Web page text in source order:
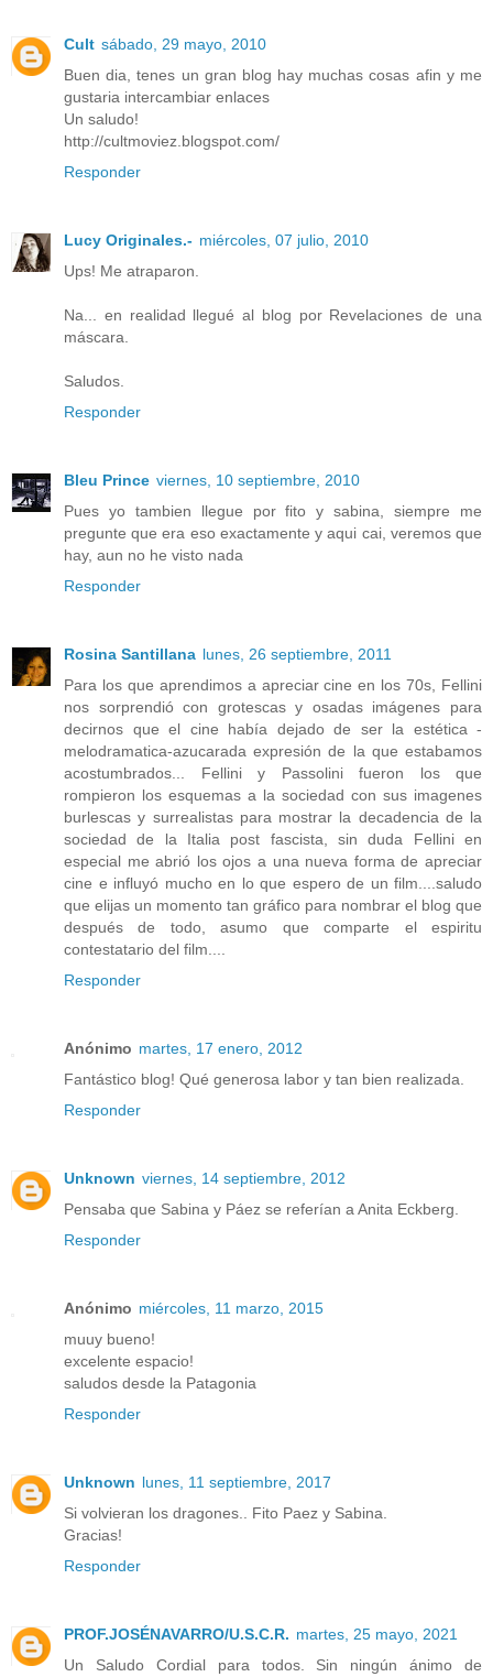
Cult sábado, 29 mayo, 2010
Buen dia, tenes un gran blog hay muchas cosas afin y me
gustaria intercambiar enlaces
Un saludo!
http://cultmoviez.blogspot.com/
Responder
Lucy Originales.- miércoles, 07 julio, 2010
Ups! Me atraparon.
Na... en realidad llegué al blog por Revelaciones de una
máscara.
Saludos.
Responder
Bleu Prince viernes, 10 septiembre, 2010
Pues yo tambien llegue por fito y sabina, siempre me
pregunte que era eso exactamente y aqui cai, veremos que
hay, aun no he visto nada
Responder
Rosina Santillana lunes, 26 septiembre, 2011
Para los que aprendimos a apreciar cine en los 70s, Fellini
nos sorprendió con grotescas y osadas imágenes para
decirnos que el cine había dejado de ser la estética -
melodramatica-azucarada expresión de la que estabamos
acostumbrados... Fellini y Passolini fueron los que
rompieron los esquemas a la sociedad con sus imagenes
burlescas y surrealistas para mostrar la decadencia de la
sociedad de la Italia post fascista, sin duda Fellini en
especial me abrió los ojos a una nueva forma de apreciar
cine e influyó mucho en lo que espero de un film....saludo
que elijas un momento tan gráfico para nombrar el blog que
después de todo, asumo que comparte el espiritu
contestatario del film....
Responder
Anónimo martes, 17 enero, 2012
Fantástico blog! Qué generosa labor y tan bien realizada.
Responder
Unknown viernes, 14 septiembre, 2012
Pensaba que Sabina y Páez se referían a Anita Eckberg.
Responder
Anónimo miércoles, 11 marzo, 2015
muuy bueno!
excelente espacio!
saludos desde la Patagonia
Responder
Unknown lunes, 11 septiembre, 2017
Si volvieran los dragones.. Fito Paez y Sabina.
Gracias!
Responder
PROF.JOSÉNAVARRO/U.S.C.R. martes, 25 mayo, 2021
Un Saludo Cordial para todos. Sin ningún ánimo de